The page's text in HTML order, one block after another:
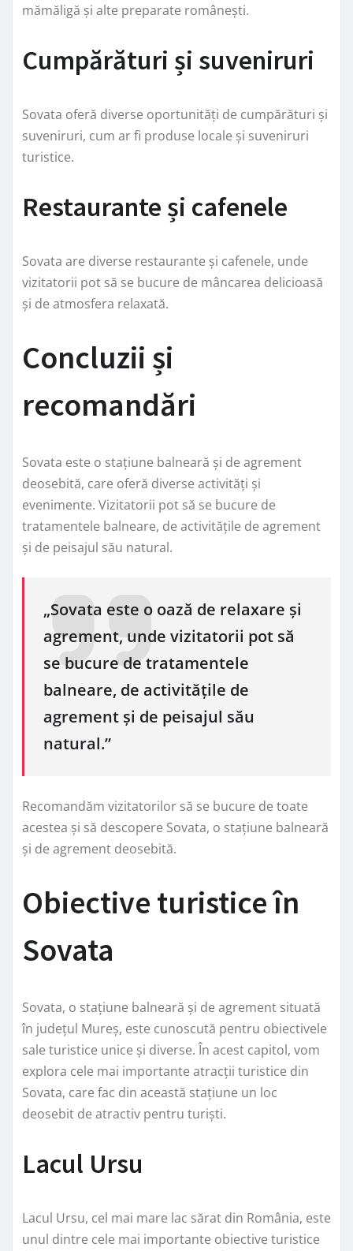
mămăligă și alte preparate românești.
Cumpărături și suveniruri
Sovata oferă diverse oportunități de cumpărături și
suveniruri, cum ar fi produse locale și suveniruri
turistice.
Restaurante și cafenele
Sovata are diverse restaurante și cafenele, unde
vizitatorii pot să se bucure de mâncarea delicioasă
și de atmosfera relaxată.
Concluzii și
recomandări
Sovata este o stațiune balneară și de agrement
deosebită, care oferă diverse activități și
evenimente. Vizitatorii pot să se bucure de
tratamentele balneare, de activitățile de agrement
și de peisajul său natural.
„Sovata este o oază de relaxare și
agrement, unde vizitatorii pot să
se bucure de tratamentele
balneare, de activitățile de
agrement și de peisajul său
natural.”
Recomandăm vizitatorilor să se bucure de toate
acestea și să descopere Sovata, o stațiune balneară
și de agrement deosebită.
Obiective turistice în
Sovata
Sovata, o stațiune balneară și de agrement situată
în județul Mureș, este cunoscută pentru obiectivele
sale turistice unice și diverse. În acest capitol, vom
explora cele mai importante atracții turistice din
Sovata, care fac din această stațiune un loc
deosebit de atractiv pentru turiști.
Lacul Ursu
Lacul Ursu, cel mai mare lac sărat din România, este
unul dintre cele mai importante obiective turistice